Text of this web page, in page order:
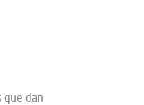
que dan